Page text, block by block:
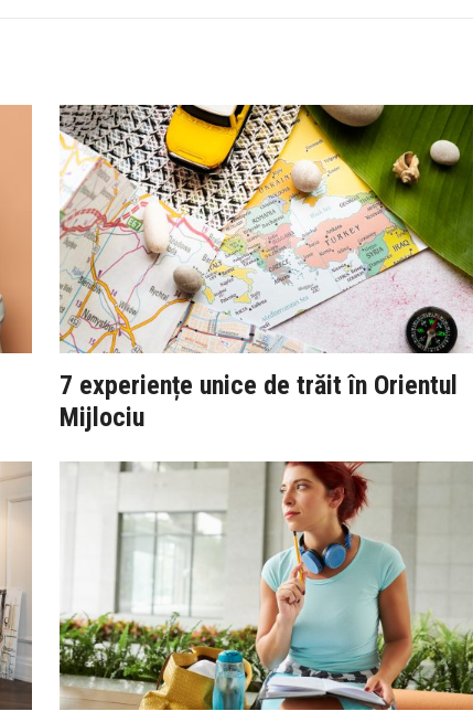
7 experiențe unice de trăit în Orientul
Mijlociu